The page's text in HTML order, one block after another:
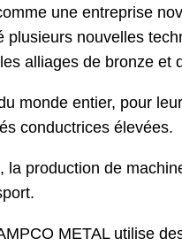
une entreprise
nouvelles
alliages de bronze et
monde entier, pour
conductrices élevées.
production de
METAL utilise